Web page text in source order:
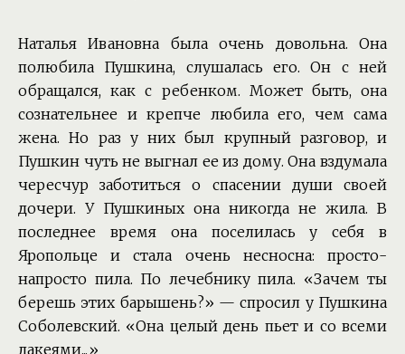
Наталья Ивановна была очень довольна. Она
полюбила Пушкина, слушалась его. Он с ней
обращался, как с ребенком. Может быть, она
сознательнее и крепче любила его, чем сама
жена. Но раз у них был крупный разговор, и
Пушкин чуть не выгнал ее из дому. Она вздумала
чересчур заботиться о спасении души своей
дочери. У Пушкиных она никогда не жила. В
последнее время она поселилась у себя в
Яропольце и стала очень несносна: просто-
напросто пила. По лечебнику пила. «Зачем ты
берешь этих барышень?» — спросил у Пушкина
Соболевский. «Она целый день пьет и со всеми
лакеями...»